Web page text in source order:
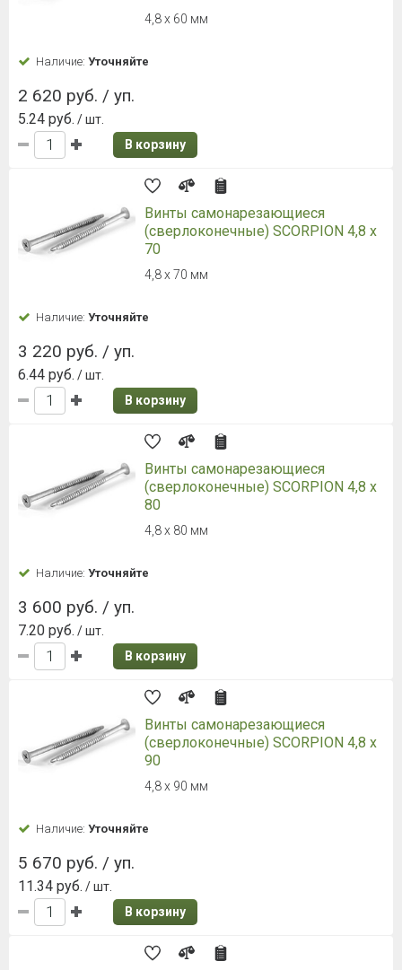
4,8 x 60 мм
Наличие: Уточняйте
2 620 руб. / уп.
5.24 руб. / шт.
В корзину
Винты самонарезающиеся
(сверлоконечные) SCORPION 4,8 x
70
4,8 x 70 мм
Наличие: Уточняйте
3 220 руб. / уп.
6.44 руб. / шт.
В корзину
Винты самонарезающиеся
(сверлоконечные) SCORPION 4,8 x
80
4,8 x 80 мм
Наличие: Уточняйте
3 600 руб. / уп.
7.20 руб. / шт.
В корзину
Винты самонарезающиеся
(сверлоконечные) SCORPION 4,8 x
90
4,8 x 90 мм
Наличие: Уточняйте
5 670 руб. / уп.
11.34 руб. / шт.
В корзину